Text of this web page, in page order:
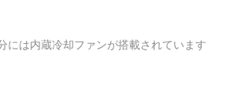
には内蔵冷却ファンが搭載されています